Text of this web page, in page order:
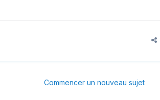
Commencer un nouveau sujet